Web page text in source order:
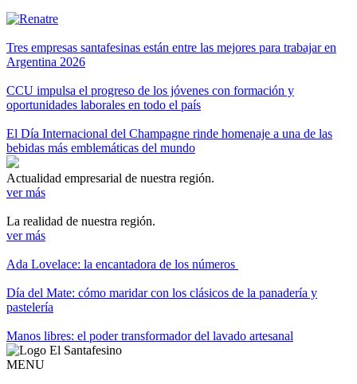
Tres empresas santafesinas están entre las mejores para trabajar en
Argentina 2026
CCU impulsa el progreso de los jóvenes con formación y
oportunidades laborales en todo el país
El Día Internacional del Champagne rinde homenaje a una de las
bebidas más emblemáticas del mundo
Actualidad empresarial de nuestra región.
ver más
La realidad de nuestra región.
ver más
Ada Lovelace: la encantadora de los números
Día del Mate: cómo maridar con los clásicos de la panadería y
pastelería
Manos libres: el poder transformador del lavado artesanal
MENU